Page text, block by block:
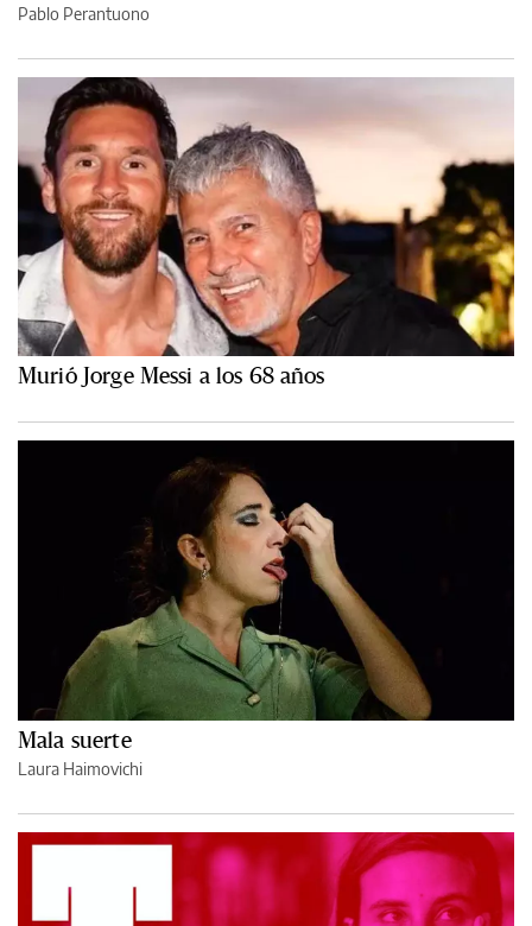
Pablo Perantuono
Murió Jorge Messi a los 68 años
Mala suerte
Laura Haimovichi